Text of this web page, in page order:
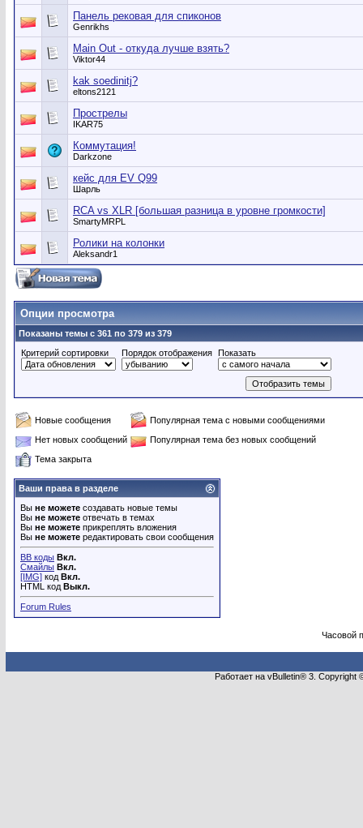
Панель рековая для спиконов
Genrikhs
Main Out - откуда лучше взять?
Viktor44
kak soedinitj?
eltons2121
Прострелы
IKAR75
Коммутация!
Darkzone
кейс для EV Q99
Шарль
RCA vs XLR [большая разница в уровне громкости]
SmartyMRPL
Ролики на колонки
Aleksandr1
Опции просмотра
Показаны темы с 361 по 379 из 379
Критерий сортировки
Порядок отображения Показать
Новые сообщения
Популярная тема с новыми сообщениями
Нет новых сообщений
Популярная тема без новых сообщений
Тема закрыта
Ваши права в разделе
Вы не можете создавать новые темы
Вы не можете отвечать в темах
Вы не можете прикреплять вложения
Вы не можете редактировать свои сообщения
BB коды Вкл.
Смайлы Вкл.
[IMG] код Вкл.
HTML код Выкл.
Forum Rules
Часовой
Работает на vBulletin® 3.